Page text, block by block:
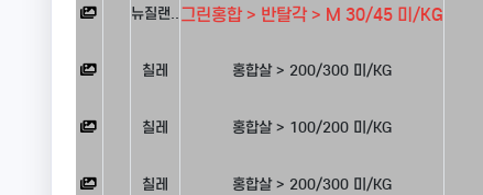
뉴질랜..그린홍합 > 반탈각 > M 30/45 미/KG
칠레 홍합살 > 200/300 미/KG
칠레 홍합살 > 100/200 미/KG
칠레 홍합살 > 200/300 미/KG